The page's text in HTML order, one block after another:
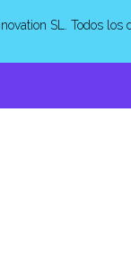
SL. Todos los